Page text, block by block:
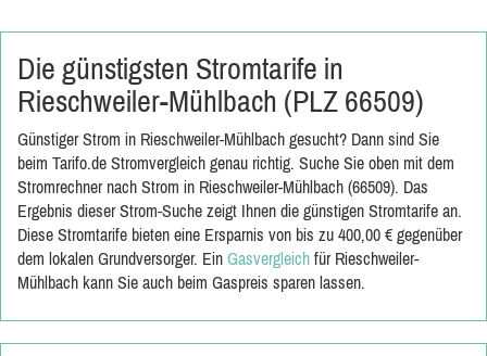
Die günstigsten Stromtarife in
Rieschweiler-Mühlbach (PLZ 66509)
Günstiger Strom in Rieschweiler-Mühlbach gesucht? Dann sind Sie
beim Tarifo.de Stromvergleich genau richtig. Suche Sie oben mit dem
Stromrechner nach Strom in Rieschweiler-Mühlbach (66509). Das
Ergebnis dieser Strom-Suche zeigt Ihnen die günstigen Stromtarife an.
Diese Stromtarife bieten eine Ersparnis von bis zu 400,00 € gegenüber
dem lokalen Grundversorger. Ein Gasvergleich für Rieschweiler-
Mühlbach kann Sie auch beim Gaspreis sparen lassen.